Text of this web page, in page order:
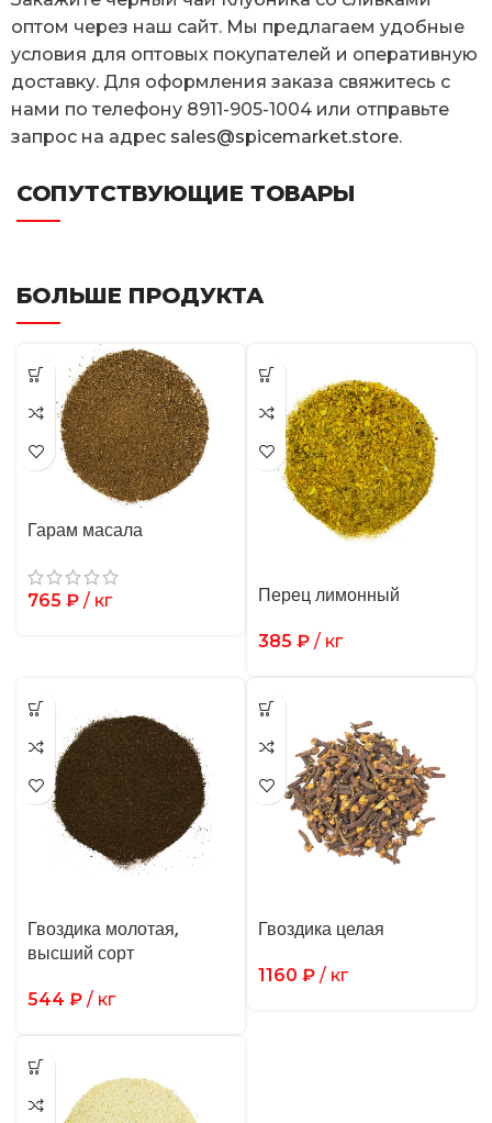
оптом через наш сайт. Мы предлагаем удобные
условия для оптовых покупателей и оперативную
доставку. Для оформления заказа свяжитесь с
нами по телефону 8911-905-1004 или отправьте
запрос на адрес sales@spicemarket.store.
СОПУТСТВУЮЩИЕ ТОВАРЫ
БОЛЬШЕ ПРОДУКТА
Гарам масала
765 ₽ / кг Перец лимонный
385 ₽ / кг
Гвоздика молотая,
высший сорт
544 ₽ / кг
Гвоздика целая
1160 ₽ / кг